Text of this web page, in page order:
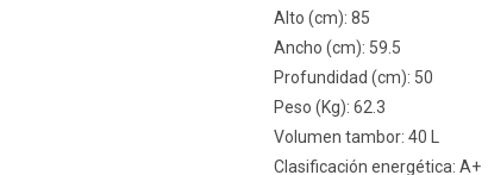
Alto (cm): 85
Ancho (cm): 59.5
Profundidad (cm): 50
Peso (Kg): 62.3
Volumen tambor: 40 L
Clasificación energética: A+